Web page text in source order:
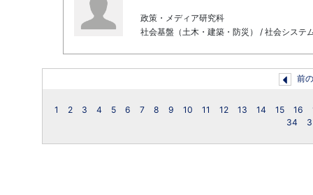
政策・メディア研究科
社会基盤（土木・建築・防災） / 社会システ
前
1 2 3 4 5 6 7 8 9 10 11 12 13 14 15 16
34